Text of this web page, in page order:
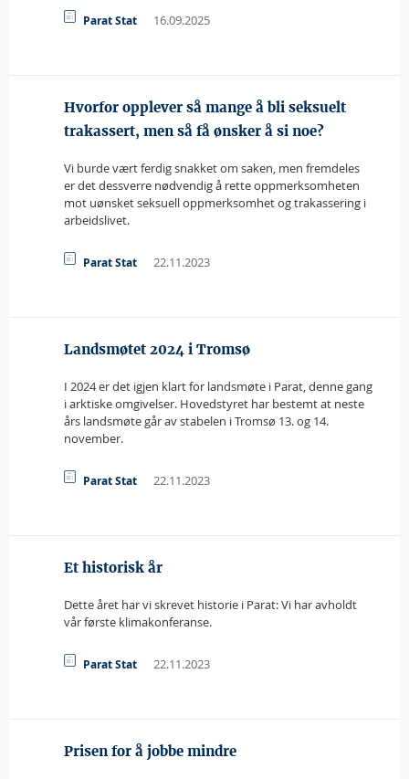
Parat Stat 16.09.2025
Hvorfor opplever så mange å bli seksuelt
trakassert, men så få ønsker å si noe?
Vi burde vært ferdig snakket om saken, men fremdeles
er det dessverre nødvendig å rette oppmerksomheten
mot uønsket seksuell oppmerksomhet og trakassering i
arbeidslivet.
Parat Stat 22.11.2023
Landsmøtet 2024 i Tromsø
I 2024 er det igjen klart for landsmøte i Parat, denne gang
i arktiske omgivelser. Hovedstyret har bestemt at neste
års landsmøte går av stabelen i Tromsø 13. og 14.
november.
Parat Stat 22.11.2023
Et historisk år
Dette året har vi skrevet historie i Parat: Vi har avholdt
vår første klimakonferanse.
Parat Stat 22.11.2023
Prisen for å jobbe mindre